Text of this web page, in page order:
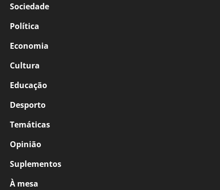
Sociedade
Política
Economia
Cultura
Educação
Desporto
Temáticas
Opinião
Suplementos
À mesa